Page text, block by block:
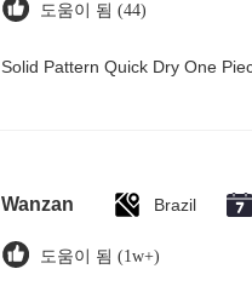
도움이 됨 (44)
Solid Pattern Quick Dry One
Wanzan Brazil
도움이 됨 (1w+)